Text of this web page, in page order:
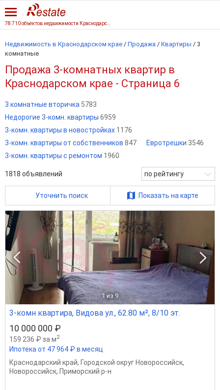
Недвижимость в Краснодарском крае / Продажа / Квартиры / 3
комнатные
Продажа 3-комнатных квартир в
Краснодарском крае - Страница 6
3 комнатные вторичка 5783
Недорогие 3-комн. квартиры 6959
3-комн. квартиры в новостройках 1176
3-комн. квартиры от собственников 847 Евротрешки 3546
3-комн. квартиры с ремонтом 1960
1818 объявлений по рейтингу
Уточнить поиск Показать на карте
1 из 9
3-комн квартира, Видова ул., 62.80 м², 8/10 эт.
10 000 000 ₽
159 236 ₽ за м2
Ипотека от 47 964 ₽ в месяц
Краснодарский край, Городской округ Новороссийск,
Новороссийск, Приморский р-н